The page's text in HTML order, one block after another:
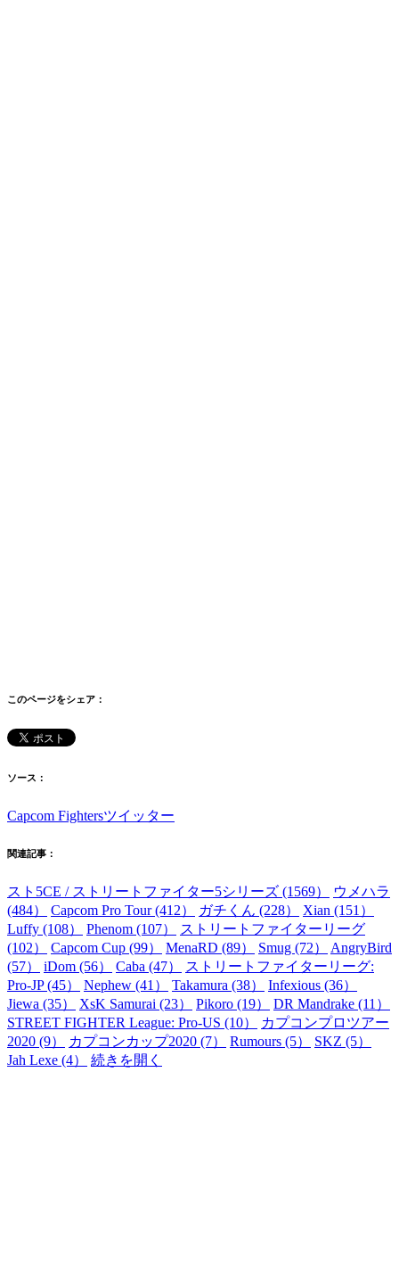
このページをシェア：
ソース：
Capcom Fightersツイッター
関連記事：
スト5CE / ストリートファイター5シリーズ (1569）
ウメハラ
(484）
Capcom Pro Tour (412） ガチくん (228）
Xian (151）
Luffy (108）
Phenom (107）
ストリートファイターリーグ
(102）
Capcom Cup (99） MenaRD (89） Smug (72）
AngryBird
(57）
iDom (56） Caba (47）
ストリートファイターリーグ:
Pro-JP (45）
Nephew (41） Takamura (38）
Infexious (36）
Jiewa (35）
XsK Samurai (23） Pikoro (19）
DR Mandrake (11）
STREET FIGHTER League: Pro-US (10）
カプコンプロツアー
2020 (9）
カプコンカップ2020 (7） Rumours (5）
SKZ (5）
Jah Lexe (4）
続きを開く